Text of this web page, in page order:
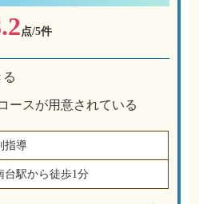
点/5件
ースが用意されている
指導
台駅から徒歩1分